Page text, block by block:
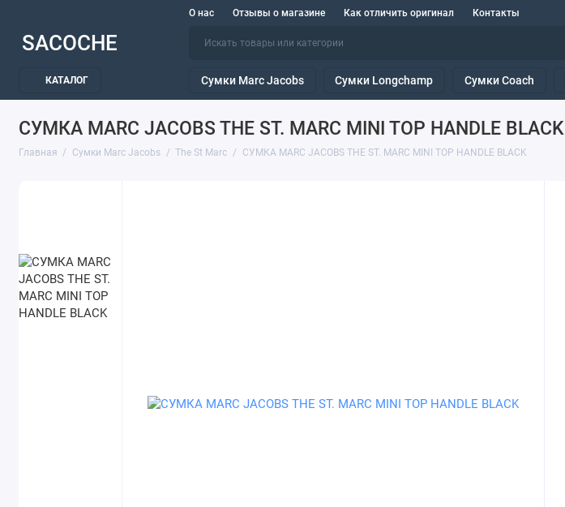
О нас Отзывы о магазине Как отличить оригинал Контакты
SACOCHE
КАТАЛОГ Сумки Marc Jacobs Сумки Longchamp Сумки Coach
СУМКА MARC JACOBS THE ST. MARC MINI TOP HANDLE BLACK
Главная Сумки Marc Jacobs The St Marc СУМКА MARC JACOBS THE ST. MARC MINI TOP HANDLE BLACK